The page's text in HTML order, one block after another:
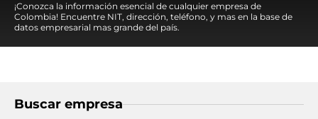
¡Conozca la información esencial de cualquier empresa de
Colombia! Encuentre NIT, dirección, teléfono, y mas en la base de
datos empresarial mas grande del país.
Buscar empresa